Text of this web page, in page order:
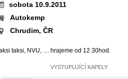
sobota 10.9.2011
Autokemp
Chrudim, ČR
taksi, NVU, .... hrajeme od 12.30hod.
VYSTUPUJÍCÍ KAPELY: